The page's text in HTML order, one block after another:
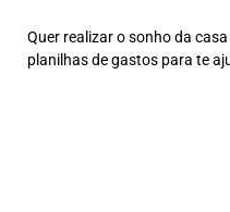
Quer realizar o sonho da
planilhas de gastos para te